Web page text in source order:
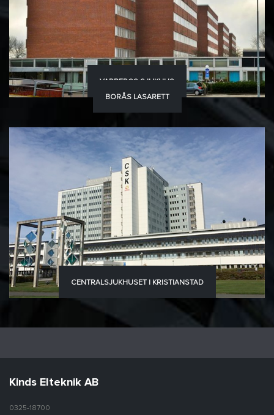
VARBERGS SJUKHUS
BORÅS LASARETT
CENTRALSJUKHUSET I KRISTIANSTAD
Kinds Elteknik AB
0325-18700